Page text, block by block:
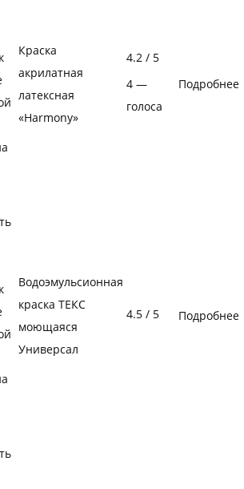
Краска
акрилатная
латексная
«Harmony»
4.2 / 5
4 —
голоса
Подробнее
Водоэмульсионная
краска ТЕКС
моющаяся
Универсал
4.5 / 5 Подробнее